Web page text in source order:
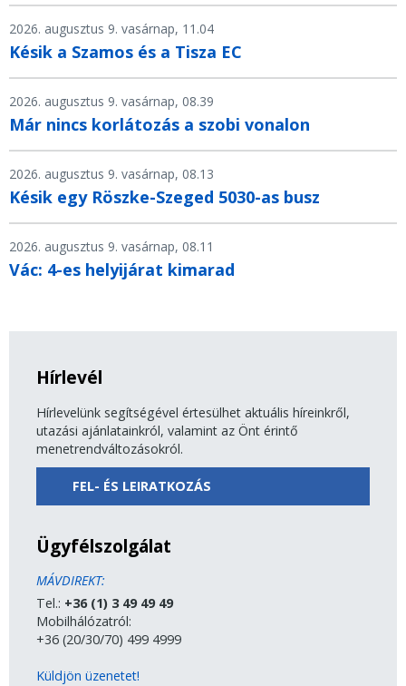
2026. augusztus 9. vasárnap, 11.04
Késik a Szamos és a Tisza EC
2026. augusztus 9. vasárnap, 08.39
Már nincs korlátozás a szobi vonalon
2026. augusztus 9. vasárnap, 08.13
Késik egy Röszke-Szeged 5030-as busz
2026. augusztus 9. vasárnap, 08.11
Vác: 4-es helyijárat kimarad
Hírlevél
Hírlevelünk segítségével értesülhet aktuális híreinkről,
utazási ajánlatainkról, valamint az Önt érintő
menetrendváltozásokról.
FEL- ÉS LEIRATKOZÁS
Ügyfélszolgálat
MÁVDIREKT:
Tel.: +36 (1) 3 49 49 49
Mobilhálózatról:
+36 (20/30/70) 499 4999
Küldjön üzenetet!